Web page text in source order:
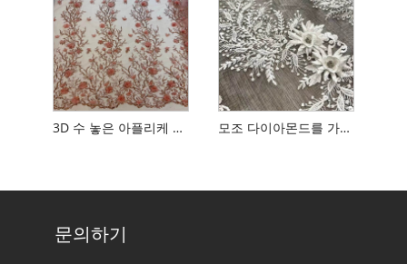
3D 수 놓은 아플리케 꽃 자수 Tulle Fabric 모조 다이아몬드를 가진 3D 꽃 Tulle 레이스 직물
문의하기